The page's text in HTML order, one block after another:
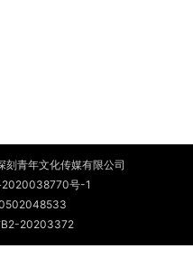
青年文化传媒有限公司
2020038770号-1
B2-20203372